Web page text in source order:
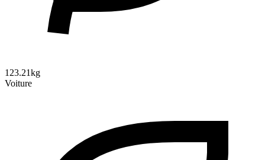
123.21kg
Voiture